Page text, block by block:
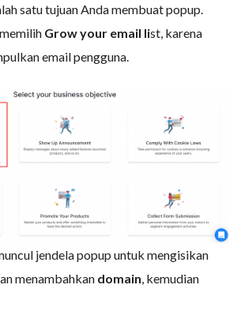
satu tujuan Anda membuat popup.
Grow your email list, karena
email pengguna.
jendela popup untuk mengisikan
menambahkan domain, kemudian